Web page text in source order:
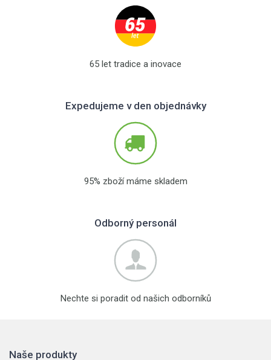
65 let tradice a inovace
Expedujeme v den objednávky
95% zboží máme skladem
Odborný personál
Nechte si poradit od našich odborníků
Naše produkty